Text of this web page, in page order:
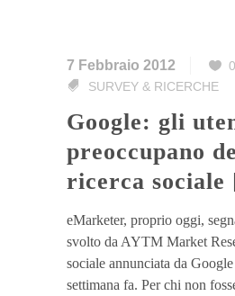
7 Febbraio 2012 0
SURVEY & RICERCHE
Google: gli utenti si
preoccupano
ricerca sociale
eMarketer, proprio oggi,
svolto da AYTM Market
sociale annunciata da
settimana fa. Per chi non